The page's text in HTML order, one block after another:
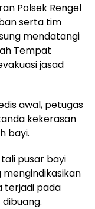
Polsek Rengel
serta tim
mendatangi
Tempat
jasad
awal, petugas
kekerasan
bayi.
pusar bayi
terjadi pada